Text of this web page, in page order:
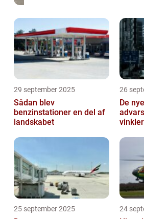
29 september 2025
Sådan blev
benzinstationer en del af
landskabet
26
De
vinkler
25 september 2025 24